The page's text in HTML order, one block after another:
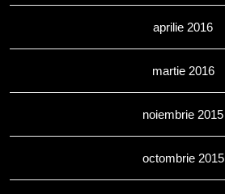
aprilie 2016
martie 2016
noiembrie 2015
octombrie 2015